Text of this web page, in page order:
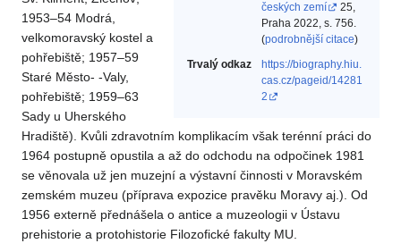
českých zemí
25,
Praha 2022, s. 756.
(podrobnější citace)
Trvalý odkaz
https://biography.hiu.
cas.cz/pageid/14281
2
1953–54 Modrá,
velkomoravský kostel a
pohřebiště; 1957–59
Staré Město- -Valy,
pohřebiště; 1959–63
Sady u Uherského
Hradiště). Kvůli zdravotním komplikacím však terénní práci do
1964 postupně opustila a až do odchodu na odpočinek 1981
se věnovala už jen muzejní a výstavní činnosti v Moravském
zemském muzeu (příprava expozice pravěku Moravy aj.). Od
1956 externě přednášela o antice a muzeologii v Ústavu
prehistorie a protohistorie Filozofické fakulty MU.